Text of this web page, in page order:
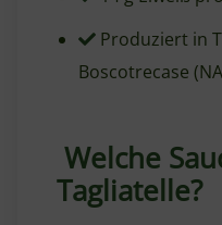
Produziert in
Boscotrecase
Welche
Tagliatelle?